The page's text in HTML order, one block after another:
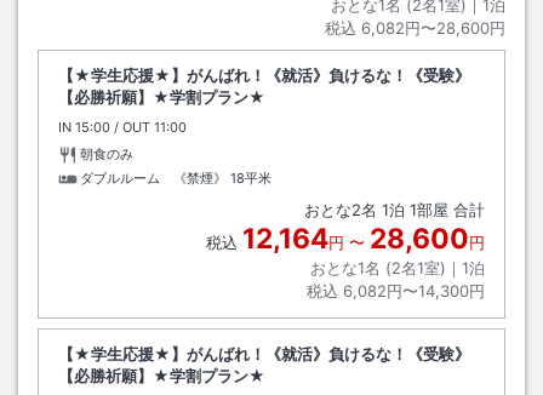
おとな1名 (2名1室)｜ 1泊
税込 6,082円〜28,600円
【★学生応援★】がんばれ！《就活》負けるな！《受験》
【必勝祈願】★学割プラン★
IN チェックイン
15:00 / OUT チェックアウト
11:00
朝食のみ
ダブルルーム 《禁煙》
18平米
おとな2名 1泊 1部屋 合計
税込 12,164円 〜 28,600円
おとな1名 (2名1室)｜ 1泊
税込 6,082円〜14,300円
【★学生応援★】がんばれ！《就活》負けるな！《受験》
【必勝祈願】★学割プラン★